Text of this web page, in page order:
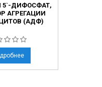
5`-ДИФОСФАТ,
АГРЕГАЦИИ
(АДФ)